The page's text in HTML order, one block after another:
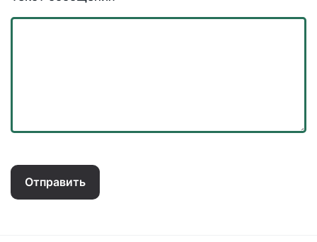
Отправить